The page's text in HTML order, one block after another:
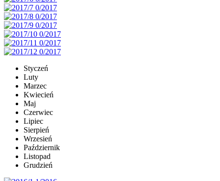
Styczeń
Luty
Marzec
Kwiecień
Maj
Czerwiec
Lipiec
Sierpień
Wrzesień
Październik
Listopad
Grudzień